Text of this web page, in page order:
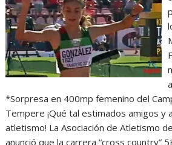
*Sorpresa en 400mp femenino del
Tempere ¡Qué tal estimados amigos y
atletismo! La Asociación de Atletismo
anunció que la carrera “cross country”